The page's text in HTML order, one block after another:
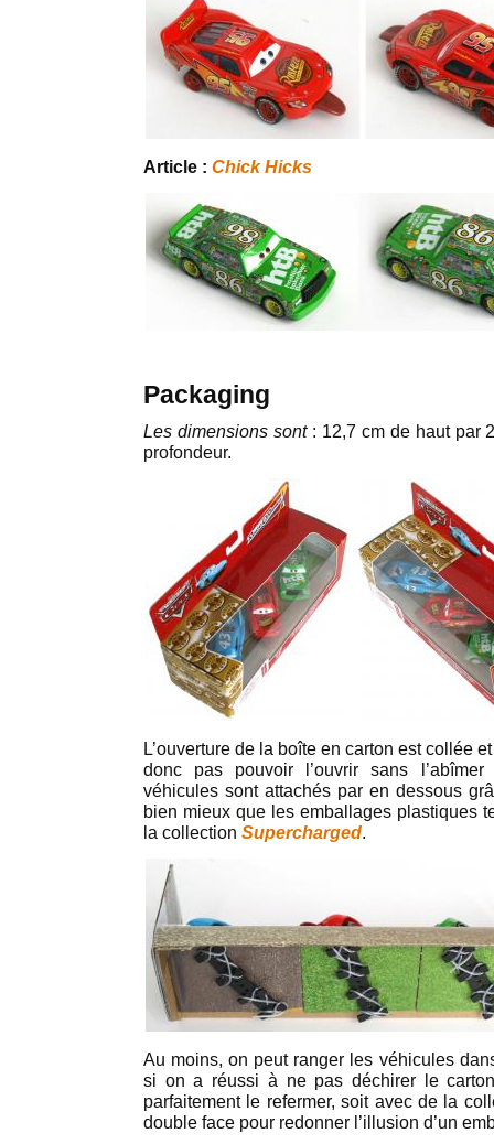
Article : Chick Hicks
Packaging
Les dimensions sont: 12,7 cm de haut par
profondeur.
L’ouverture de la boîte en carton est collée
donc pas pouvoir l’ouvrir sans
véhicules sont attachés par en dessous
bien mieux que les emballages plastiques
la collection Supercharged.
Au moins, on peut ranger les véhicules
si on a réussi à ne pas déchirer le
parfaitement le refermer, soit avec de la
double face pour redonner l’illusion d’un